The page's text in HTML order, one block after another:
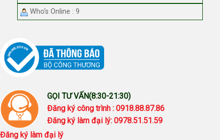
Who's Online : 9
GỌI TƯ VẤN(8:30-21:30)
Đăng ký công trình : 0918.88.87.86
Đăng ký làm đại lý: 0978.51.51.59
Đăng ký làm đại lý